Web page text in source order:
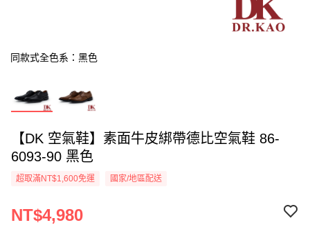
同款式全色系：黑色
【DK 空氣鞋】素面牛皮綁帶德比空氣鞋 86-
6093-90 黑色
超取滿NT$1,600免運 國家/地區配送
NT$4,980